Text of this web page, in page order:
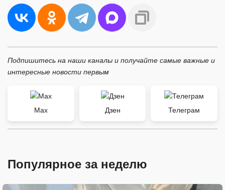
Подпишитесь на наши каналы и получайте самые важные и
интересные новости первым
Max Дзен Телеграм
Популярное за неделю